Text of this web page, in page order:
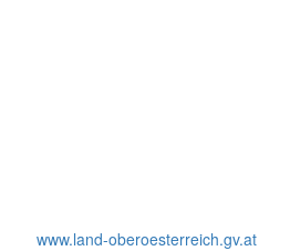
www.land-oberoesterreich.gv.at